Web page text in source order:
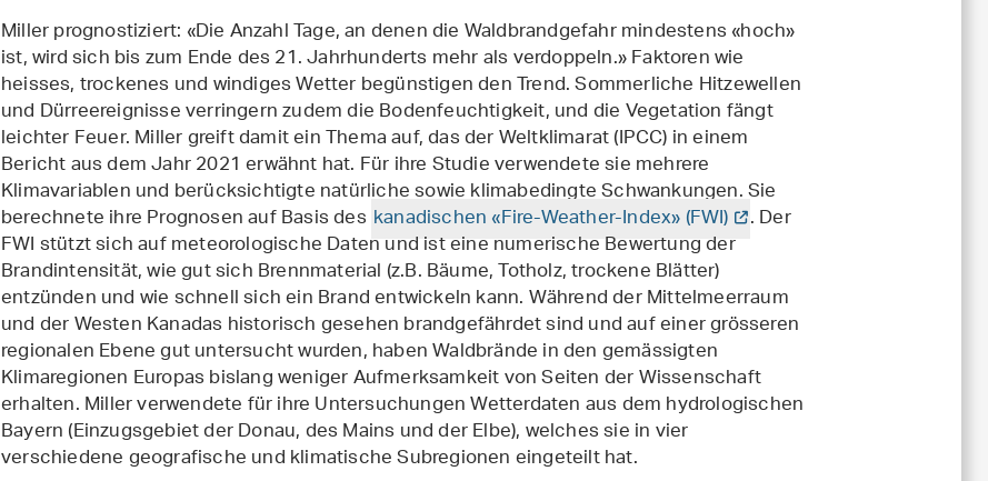
Miller prognostiziert: «Die Anzahl Tage, an denen die Waldbrandgefahr mindestens «hoch»
ist, wird sich bis zum Ende des 21. Jahrhunderts mehr als verdoppeln.» Faktoren wie
heisses, trockenes und windiges Wetter begünstigen den Trend. Sommerliche Hitzewellen
und Dürreereignisse verringern zudem die Bodenfeuchtigkeit, und die Vegetation fängt
leichter Feuer. Miller greift damit ein Thema auf, das der Weltklimarat (IPCC) in einem
Bericht aus dem Jahr 2021 erwähnt hat. Für ihre Studie verwendete sie mehrere
Klimavariablen und berücksichtigte natürliche sowie klimabedingte Schwankungen. Sie
berechnete ihre Prognosen auf Basis des kanadischen «Fire-Weather-Index» (FWI) . Der
FWI stützt sich auf meteorologische Daten und ist eine numerische Bewertung der
Brandintensität, wie gut sich Brennmaterial (z.B. Bäume, Totholz, trockene Blätter)
entzünden und wie schnell sich ein Brand entwickeln kann. Während der Mittelmeerraum
und der Westen Kanadas historisch gesehen brandgefährdet sind und auf einer grösseren
regionalen Ebene gut untersucht wurden, haben Waldbrände in den gemässigten
Klimaregionen Europas bislang weniger Aufmerksamkeit von Seiten der Wissenschaft
erhalten. Miller verwendete für ihre Untersuchungen Wetterdaten aus dem hydrologischen
Bayern (Einzugsgebiet der Donau, des Mains und der Elbe), welches sie in vier
verschiedene geografische und klimatische Subregionen eingeteilt hat.